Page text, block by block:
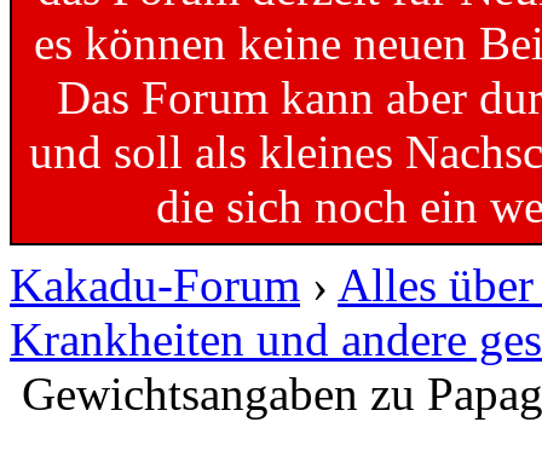
es können keine neuen
Das Forum kann aber
und soll als kleines
die sich noch ein
Kakadu-Forum › Alles
Krankheiten und andere
Gewichtsangaben zu